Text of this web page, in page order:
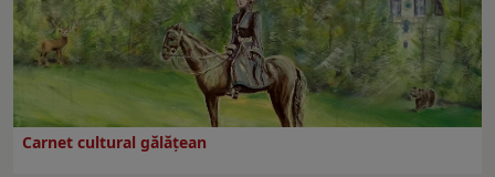
Carnet cultural gălăţean